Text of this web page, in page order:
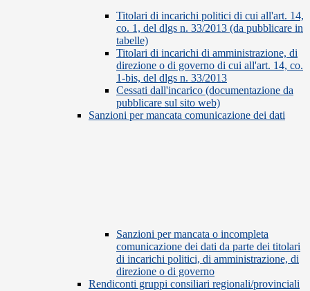
Titolari di incarichi politici di cui all'art. 14,
co. 1, del dlgs n. 33/2013 (da pubblicare in
tabelle)
Titolari di incarichi di amministrazione, di
direzione o di governo di cui all'art. 14, co.
1-bis, del dlgs n. 33/2013
Cessati dall'incarico (documentazione da
pubblicare sul sito web)
Sanzioni per mancata comunicazione dei dati
Sanzioni per mancata o incompleta
comunicazione dei dati da parte dei titolari
di incarichi politici, di amministrazione, di
direzione o di governo
Rendiconti gruppi consiliari regionali/provinciali